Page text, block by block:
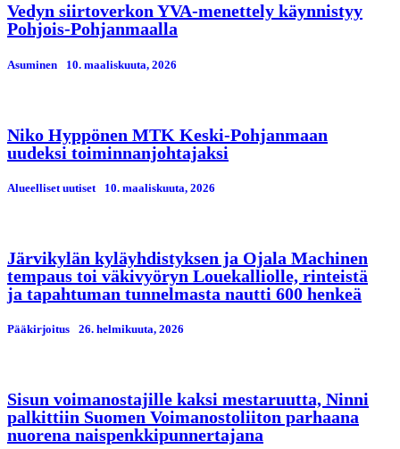
Vedyn siirtoverkon YVA-menettely käynnistyy
Pohjois-Pohjanmaalla
Asuminen 10. maaliskuuta, 2026
Niko Hyppönen MTK Keski-Pohjanmaan
uudeksi toiminnanjohtajaksi
Alueelliset uutiset 10. maaliskuuta, 2026
Järvikylän kyläyhdistyksen ja Ojala Machinen
tempaus toi väkivyöryn Louekalliolle, rinteistä
ja tapahtuman tunnelmasta nautti 600 henkeä
Pääkirjoitus 26. helmikuuta, 2026
Sisun voimanostajille kaksi mestaruutta, Ninni
palkittiin Suomen Voimanostoliiton parhaana
nuorena naispenkkipunnertajana